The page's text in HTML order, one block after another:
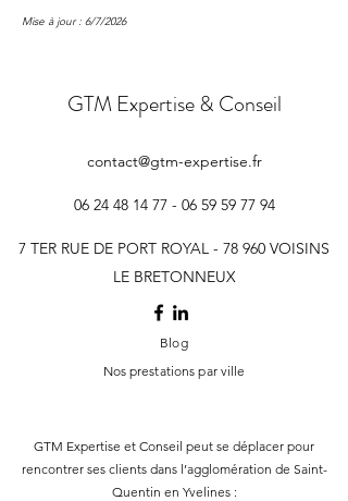
Mise à jour : 6/7/2026
GTM Expertise & Conseil
contact@gtm-expertise.fr
06 24 48 14 77 - 06 59 5977 94
7 TER RUE DE PORT ROYAL - 78 960 VOISINS
LE BRETONNEUX
Blog
Nos prestations par ville
GTM Expertise et Conseil peut se déplacer pour
rencontrer ses clients dans l’agglomération de Saint-
Quentin en Yvelines :